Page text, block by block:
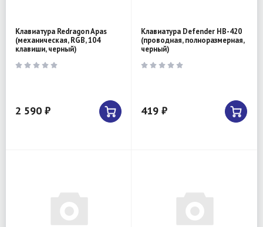
Клавиатура Redragon Apas
(механическая, RGB, 104
клавиши, черный)
2 590 ₽
Клавиатура Defender HB-420
(проводная, полноразмерная,
черный)
419 ₽